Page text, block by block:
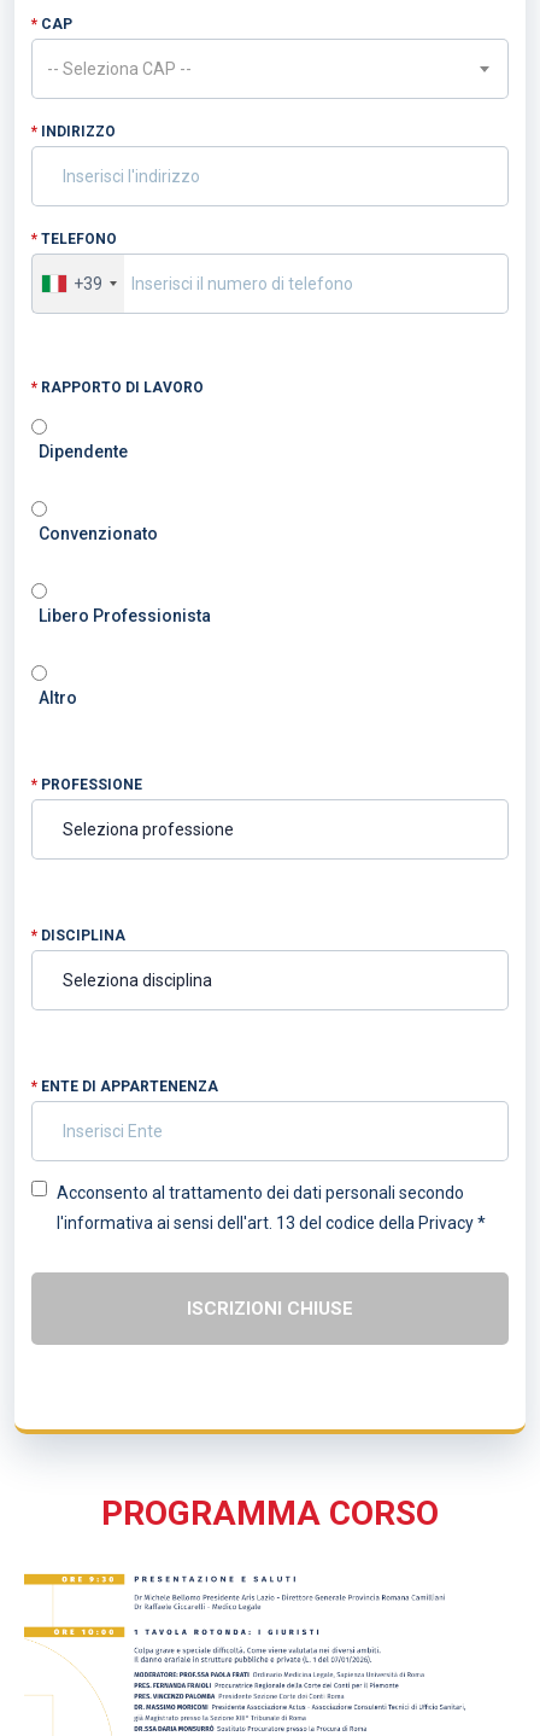
* CAP
Required
-- Seleziona CAP --
* INDIRIZZO
* TELEFONO
+39
* RAPPORTO DI LAVORO
Dipendente
Convenzionato
Libero Professionista
Altro
* PROFESSIONE
* DISCIPLINA
* ENTE DI APPARTENENZA
Acconsento al trattamento dei dati personali secondo
l'informativa ai sensi dell'art. 13 del codice della Privacy *
ISCRIZIONI CHIUSE
PROGRAMMA CORSO